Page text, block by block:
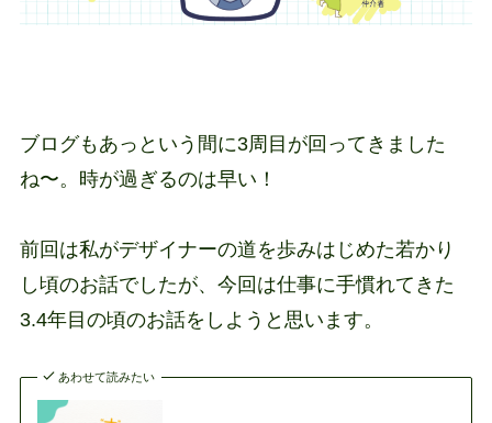
ブログもあっという間に3周目が回ってきました
ね〜。時が過ぎるのは早い！
前回は私がデザイナーの道を歩みはじめた若かり
し頃のお話でしたが、今回は仕事に手慣れてきた
3.4年目の頃のお話をしようと思います。
あわせて読みたい